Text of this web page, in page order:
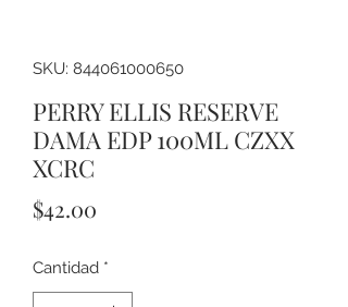
SKU: 844061000650
PERRY ELLIS RESERVE
DAMA EDP 100ML CZXX
XCRC
$42.00
Cantidad *